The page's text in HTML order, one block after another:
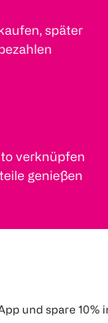
später
verknüpfen
genießen
und spare 10%